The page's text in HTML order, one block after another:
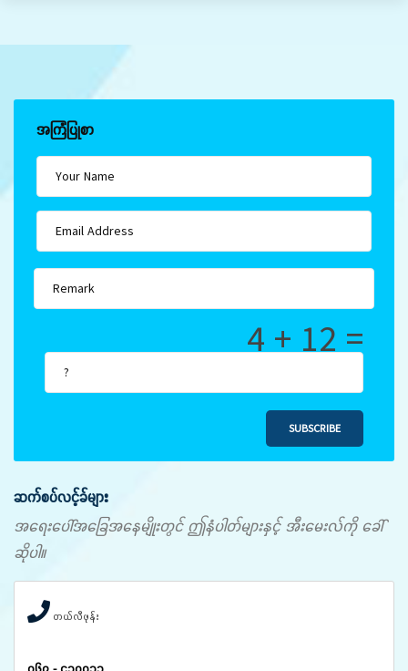
အကြံပြုစာ
4 + 12 =
SUBSCRIBE
ဆက်စပ်လင့်ခ်များ
အရေးပေါ်အခြေအနေမျိုးတွင် ဤနံပါတ်များနှင့် အီးမေးလ်ကို ခေါ်
ဆိုပါ။
တယ်လီဖုန်း